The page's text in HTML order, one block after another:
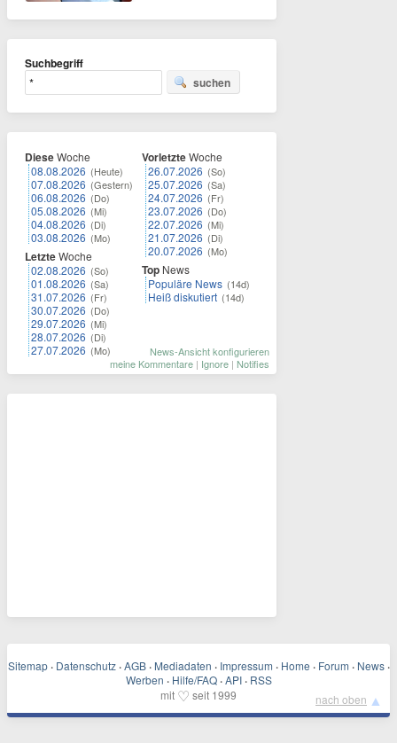
Suchbegriff
suchen
DieseWoche
08.08.2026 (Heute)
07.08.2026 (Gestern)
06.08.2026 (Do)
05.08.2026 (Mi)
04.08.2026 (Di)
03.08.2026 (Mo)
LetzteWoche
02.08.2026 (So)
01.08.2026 (Sa)
31.07.2026 (Fr)
30.07.2026 (Do)
29.07.2026 (Mi)
28.07.2026 (Di)
27.07.2026 (Mo)
VorletzteWoche
26.07.2026 (So)
25.07.2026 (Sa)
24.07.2026 (Fr)
23.07.2026 (Do)
22.07.2026 (Mi)
21.07.2026 (Di)
20.07.2026 (Mo)
Top News
Populäre News (14d)
Heiß diskutiert (14d)
News-Ansicht konfigurieren
meine Kommentare | Ignore | Notifies
Sitemap · Datenschutz · AGB · Mediadaten · Impressum · Home · Forum · News ·
Werben · Hilfe/FAQ · API · RSS
mit ♡ seit 1999 nach oben ▲